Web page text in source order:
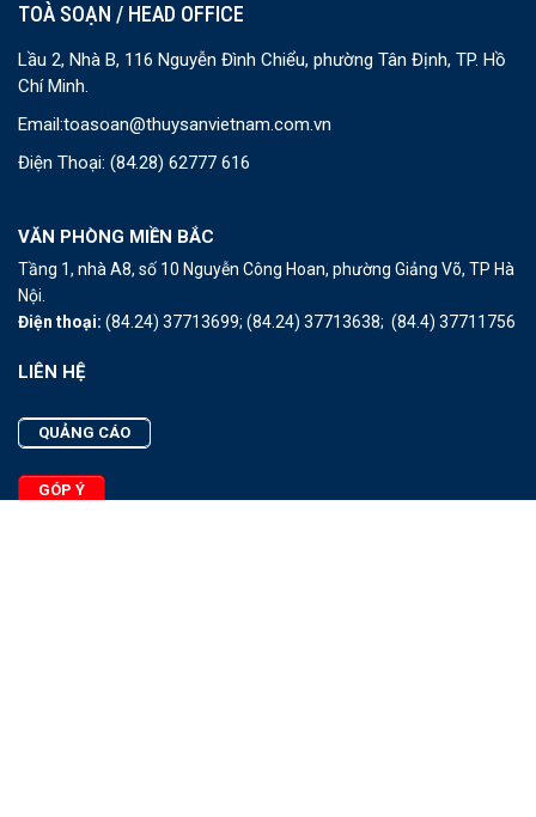
TOÀ SOẠN / HEAD OFFICE
Lầu 2, Nhà B, 116 Nguyễn Đình Chiểu, phường Tân Định, TP. Hồ
Chí Minh.
Email:toasoan@thuysanvietnam.com.vn
Điện Thoại: (84.28) 62777 616
VĂN PHÒNG MIỀN BẮC
Tầng 1, nhà A8, số 10 Nguyễn Công Hoan, phường Giảng Võ, TP Hà
Nội.
Điện thoại: (84.24) 37713699; (84.24) 37713638; (84.4) 37711756
LIÊN HỆ
QUẢNG CÁO
GÓP Ý